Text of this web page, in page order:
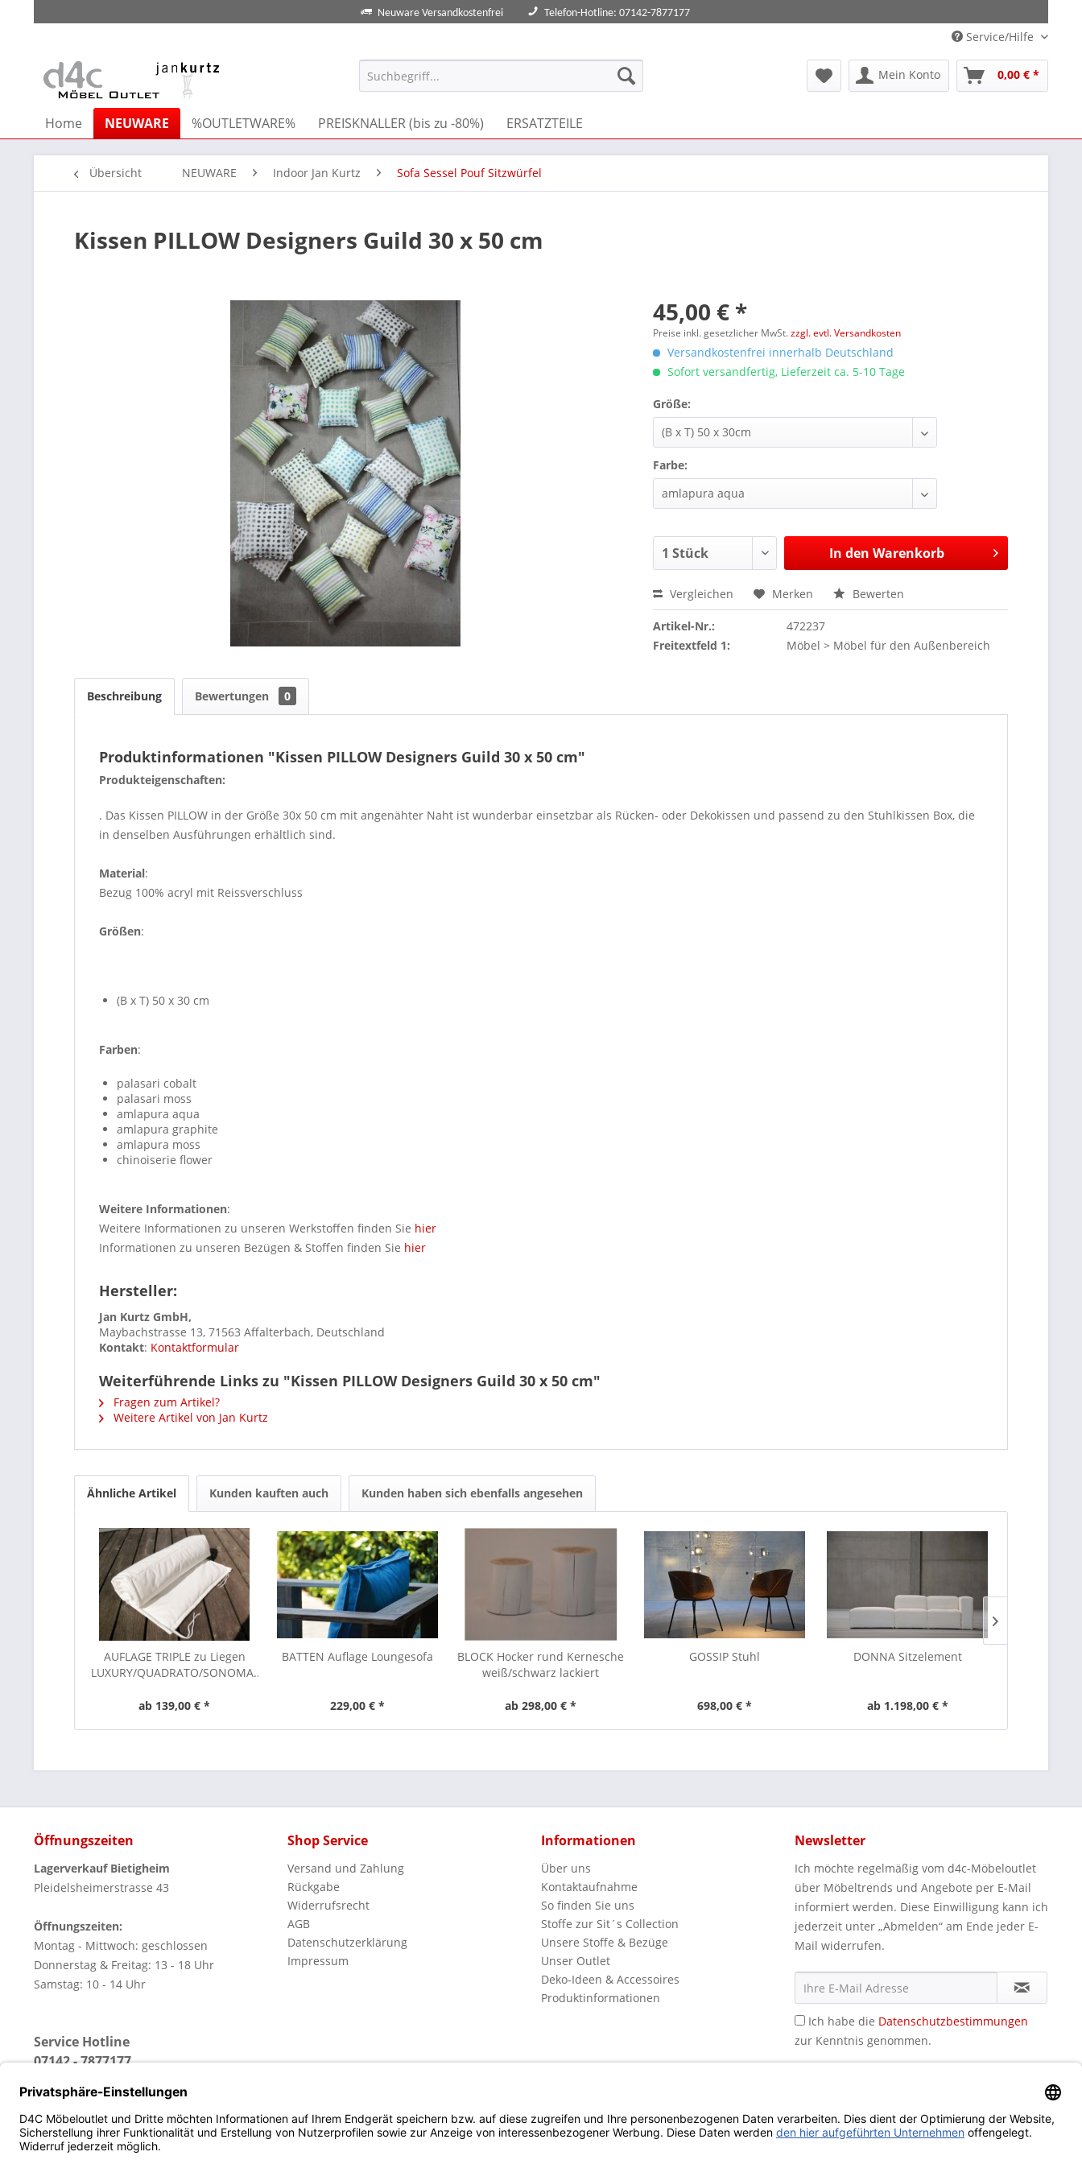
Neuware Versandkostenfrei Telefon-Hotline: 07142-7877177
Service/Hilfe
Mein Konto 0,00 € *
Home NEUWARE %OUTLETWARE% PREISKNALLER (bis zu -80%) ERSATZTEILE
Übersicht NEUWARE Indoor Jan Kurtz Sofa Sessel Pouf Sitzwürfel
Kissen PILLOW Designers Guild 30 x 50 cm
45,00 € *
Preise inkl. gesetzlicher MwSt.zzgl. evtl. Versandkosten
Versandkostenfrei innerhalb Deutschland
Sofort versandfertig, Lieferzeit ca. 5-10 Tage
Größe:
Farbe:
In den Warenkorb
Vergleichen Merken Bewerten
Artikel-Nr.:
472237
Freitextfeld 1:
Möbel > Möbel für den Außenbereich
Beschreibung Bewertungen 0
Produktinformationen "Kissen PILLOW Designers Guild 30 x 50 cm"
Produkteigenschaften:
. Das Kissen PILLOW in der Größe 30x 50 cm mit angenähter Naht ist wunderbar einsetzbar als Rücken- oder Dekokissen und passend zu den Stuhlkissen Box, die
in denselben Ausführungen erhältlich sind.
Material:
Bezug 100% acryl mit Reissverschluss
Größen:
(B x T) 50 x 30 cm
Farben:
palasari cobalt
palasari moss
amlapura aqua
amlapura graphite
amlapura moss
chinoiserie flower
Weitere Informationen:
Weitere Informationen zu unseren Werkstoffen finden Sie hier
Informationen zu unseren Bezügen & Stoffen finden Sie hier
Hersteller:
Jan Kurtz GmbH,
Maybachstrasse 13, 71563 Affalterbach, Deutschland
Kontakt: Kontaktformular
Weiterführende Links zu "Kissen PILLOW Designers Guild 30 x 50 cm"
Fragen zum Artikel?
Weitere Artikel von Jan Kurtz
Ähnliche Artikel Kunden kauften auch Kunden haben sich ebenfalls angesehen
AUFLAGE TRIPLE zu Liegen
LUXURY/QUADRATO/SONOMA...
ab 139,00 € *
BATTEN Auflage Loungesofa
229,00 € *
BLOCK Hocker rund Kernesche
weiß/schwarz lackiert
ab 298,00 € *
GOSSIP Stuhl
698,00 € *
DONNA Sitzelement
ab 1.198,00 € *
Öffnungszeiten
Lagerverkauf Bietigheim
Pleidelsheimerstrasse 43
Öffnungszeiten:
Montag - Mittwoch: geschlossen
Donnerstag & Freitag: 13 - 18 Uhr
Samstag: 10 - 14 Uhr
Service Hotline
07142 - 7877177
Shop Service
Versand und Zahlung
Rückgabe
Widerrufsrecht
AGB
Datenschutzerklärung
Impressum
Informationen
Über uns
Kontaktaufnahme
So finden Sie uns
Stoffe zur Sit´s Collection
Unsere Stoffe & Bezüge
Unser Outlet
Deko-Ideen & Accessoires
Produktinformationen
Newsletter
Ich möchte regelmäßig vom d4c-Möbeloutlet
über Möbeltrends und Angebote per E-Mail
informiert werden. Diese Einwilligung kann ich
jederzeit unter „Abmelden“ am Ende jeder E-
Mail widerrufen.
Ich habe die Datenschutzbestimmungen
zur Kenntnis genommen.